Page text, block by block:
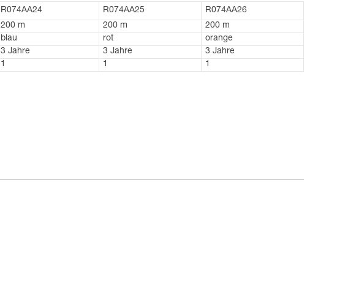
R074AA24 R074AA25
R074AA26
200 m 200 m
200 m
blau rot
orange
3 Jahre 3 Jahre
3 Jahre
1 1 1